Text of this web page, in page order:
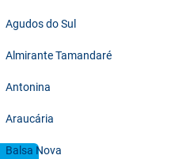
Agudos do Sul
Almirante Tamandaré
Antonina
Araucária
Balsa Nova